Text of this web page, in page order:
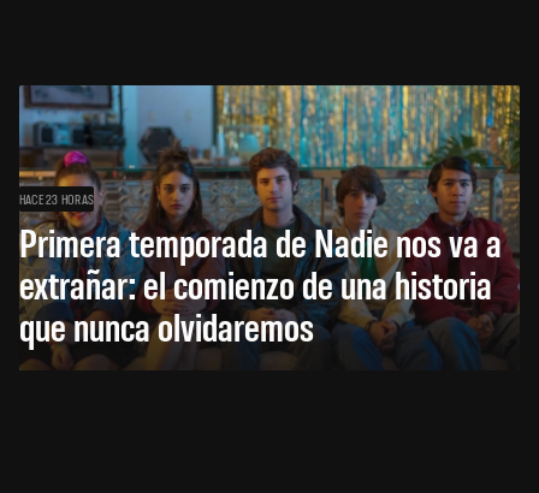
HACE 23 HORAS
Primera temporada de Nadie nos va a
extrañar: el comienzo de una historia
que nunca olvidaremos